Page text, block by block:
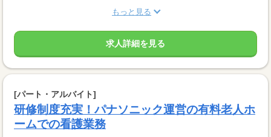
もっと見る
求人詳細を見る
[パート・アルバイト]
研修制度充実！パナソニック運営の有料老人ホ
ームでの看護業務